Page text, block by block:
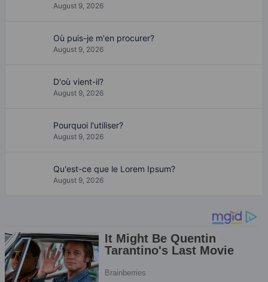
August 9, 2026
Où puis-je m'en procurer?
August 9, 2026
D'où vient-il?
August 9, 2026
Pourquoi l'utiliser?
August 9, 2026
Qu'est-ce que le Lorem Ipsum?
August 9, 2026